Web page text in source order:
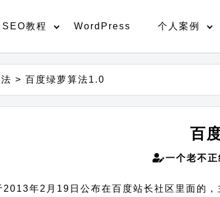
SEO教程 WordPress 个人案例
>百度绿萝算法1.0
百
一个老不正
年2月19日公布在百度站长社区里面的